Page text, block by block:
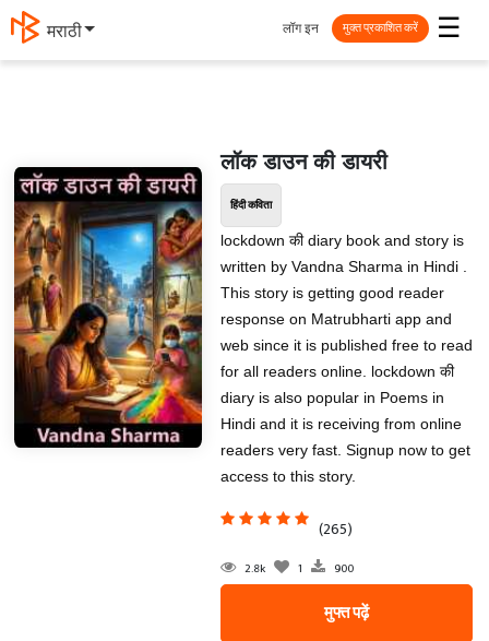
मराठी ☰
लॉग इन मुक्त प्रकाशित करें
लॉक डाउन की डायरी
हिंदी कविता
lockdown की diary book and story is
written by Vandna Sharma in Hindi .
This story is getting good reader
response on Matrubharti app and
web since it is published free to read
for all readers online. lockdown की
diary is also popular in Poems in
Hindi and it is receiving from online
readers very fast. Signup now to get
access to this story.
(265)
2.8k 1 900
मुफ्त पढ़ें